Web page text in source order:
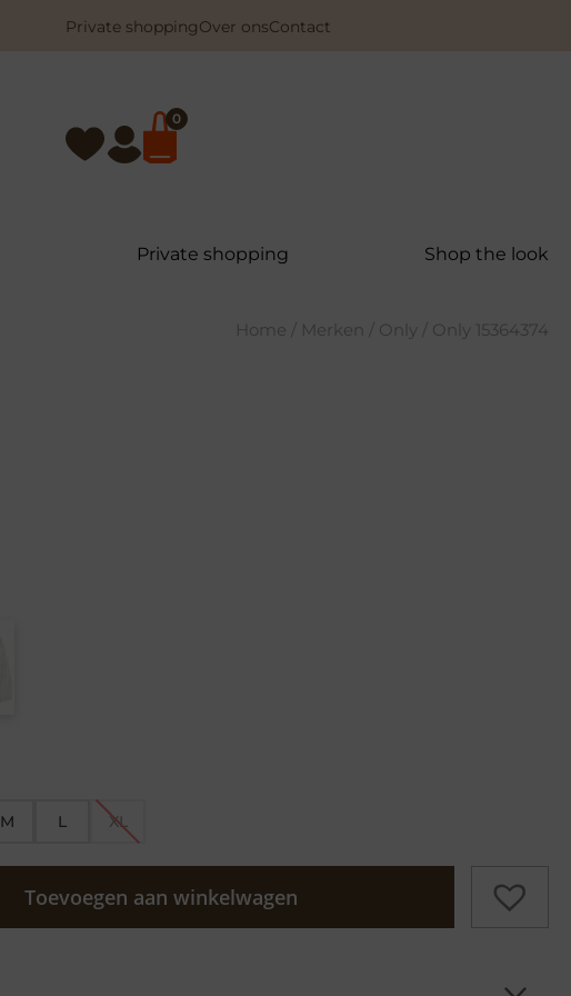
Private shoppingOver onsContact
0
Private shopping Shop the look
Home / Merken / Only / Only 15364374
M L XL
Toevoegen aan winkelwagen